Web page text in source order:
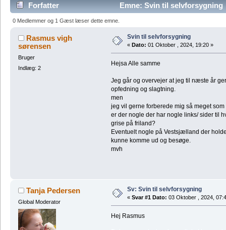
Forfatter Emne: Svin til
0 Medlemmer og 1 Gæst læser dette emne.
Rasmus vigh
sørensen
Bruger
Indlæg: 2
Svin til selvforsygning
« Dato: 01 Oktober , 2024, 19:20 »
Hejsa Alle samme
Jeg går og overvejer at jeg til næste år
opfedning og slagtning.
men
jeg vil gerne forberede mig så meget
er der nogle der har nogle links/ sider til
grise på friland?
Eventuelt nogle på Vestsjælland der
kunne komme ud og besøge.
mvh
Tanja Pedersen
Global Moderator
Sv: Svin til selvforsygning
« Svar #1 Dato: 03 Oktober , 2024,
Hej Rasmus